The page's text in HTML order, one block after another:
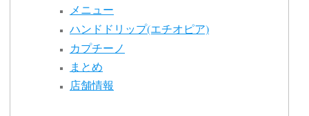
メニュー
ハンドドリップ(エチオピア)
カプチーノ
まとめ
店舗情報